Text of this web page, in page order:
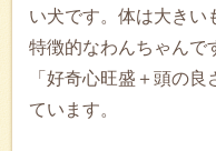
い犬です。体は大きい
特徴的なわんちゃんで
「好奇心旺盛＋頭の
ています。